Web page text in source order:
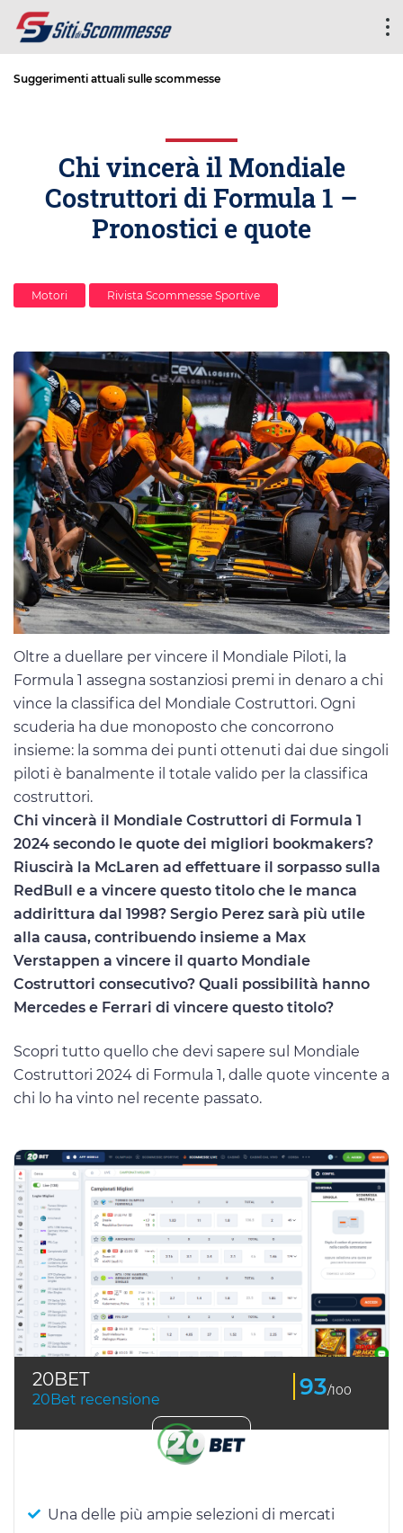
Suggerimenti attuali sulle scommesse
Chi vincerà il Mondiale
Costruttori di Formula 1 –
Pronostici e quote
Motori Rivista Scommesse Sportive
Oltre a duellare per vincere il Mondiale Piloti, la
Formula 1 assegna sostanziosi premi in denaro a chi
vince la classifica del Mondiale Costruttori. Ogni
scuderia ha due monoposto che concorrono
insieme: la somma dei punti ottenuti dai due singoli
piloti è banalmente il totale valido per la classifica
costruttori.
Chi vincerà il Mondiale Costruttori di Formula 1
2024 secondo le quote dei migliori bookmakers?
Riuscirà la McLaren ad effettuare il sorpasso sulla
RedBull e a vincere questo titolo che le manca
addirittura dal 1998? Sergio Perez sarà più utile
alla causa, contribuendo insieme a Max
Verstappen a vincere il quarto Mondiale
Costruttori consecutivo? Quali possibilità hanno
Mercedes e Ferrari di vincere questo titolo?
Scopri tutto quello che devi sapere sul Mondiale
Costruttori 2024 di Formula 1, dalle quote vincente a
chi lo ha vinto nel recente passato.
20BET
20Bet recensione 93/100
Una delle più ampie selezioni di mercati